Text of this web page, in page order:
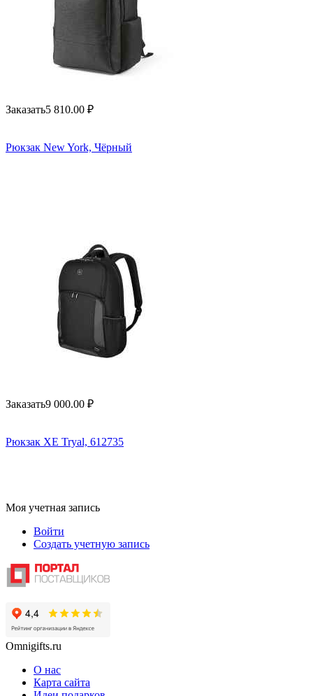
Заказать5 810.00 ₽
Рюкзак New York, Чёрный
Заказать9 000.00 ₽
Рюкзак XE Tryal, 612735
Моя учетная запись
Войти
Создать учетную запись
Omnigifts.ru
О нас
Карта сайта